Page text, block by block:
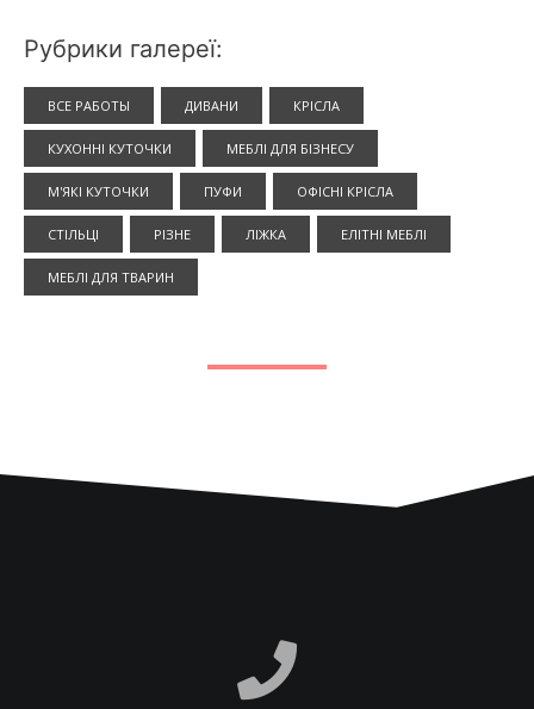
Рубрики галереї:
ВСЕ РАБОТЫ ДИВАНИ КРІСЛА
КУХОННІ КУТОЧКИ МЕБЛІ ДЛЯ БІЗНЕСУ
М'ЯКІ КУТОЧКИ ПУФИ ОФІСНІ КРІСЛА
СТІЛЬЦІ РІЗНЕ ЛІЖКА ЕЛІТНІ МЕБЛІ
МЕБЛІ ДЛЯ ТВАРИН